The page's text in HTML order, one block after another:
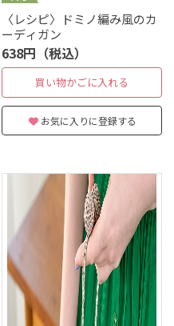
〈レシピ〉ドミノ編み風のカ
ーディガン
638円（税込）
買い物かごに入れる
お気に入りに登録する